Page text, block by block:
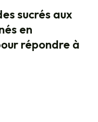
sucrés aux
en
répondre à